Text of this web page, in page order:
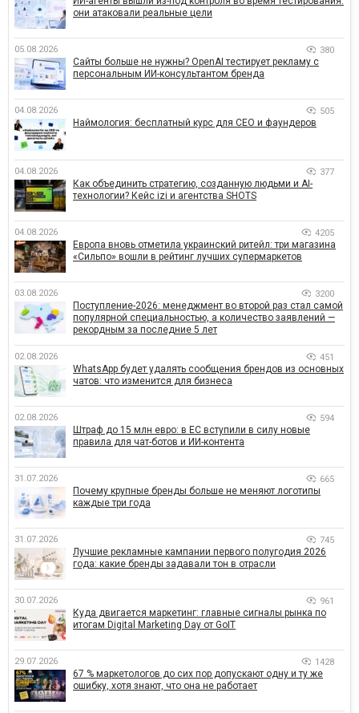
они атаковали реальные цели
05.08.2026 380
Сайты больше не нужны? OpenAI тестирует рекламу с
персональным ИИ-консультантом бренда
04.08.2026 505
Наймология: бесплатный курс для CEO и фаундеров
04.08.2026 377
Как объединить стратегию, созданную людьми и AI-
технологии? Кейс izi и агентства SHOTS
04.08.2026 4205
Европа вновь отметила украинский ритейл: три магазина
«Сильпо» вошли в рейтинг лучших супермаркетов
03.08.2026 3200
Поступление-2026: менеджмент во второй раз стал самой
популярной специальностью, а количество заявлений —
рекордным за последние 5 лет
02.08.2026 451
WhatsApp будет удалять сообщения брендов из основных
чатов: что изменится для бизнеса
02.08.2026 594
Штраф до 15 млн евро: в ЕС вступили в силу новые
правила для чат-ботов и ИИ-контента
31.07.2026 665
Почему крупные бренды больше не меняют логотипы
каждые три года
31.07.2026 745
Лучшие рекламные кампании первого полугодия 2026
года: какие бренды задавали тон в отрасли
30.07.2026 961
Куда двигается маркетинг: главные сигналы рынка по
итогам Digital Marketing Day от GoIT
29.07.2026 1428
67 % маркетологов до сих пор допускают одну и ту же
ошибку, хотя знают, что она не работает